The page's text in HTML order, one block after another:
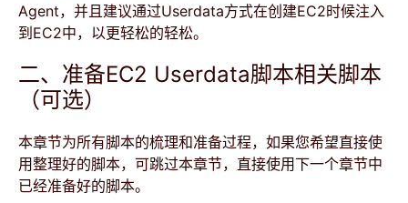
Agent，并且建议通过Userdata方式在创建EC2时候注入
到EC2中，以更轻松的轻松。
二、准备EC2 Userdata脚本相关脚本
（可选）
本章节为所有脚本的梳理和准备过程，如果您希望直接使
用整理好的脚本，可跳过本章节，直接使用下一个章节中
已经准备好的脚本。